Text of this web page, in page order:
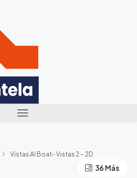
Vistas Al Boat- Vistas 2 – 2D
32 Más
36 Más